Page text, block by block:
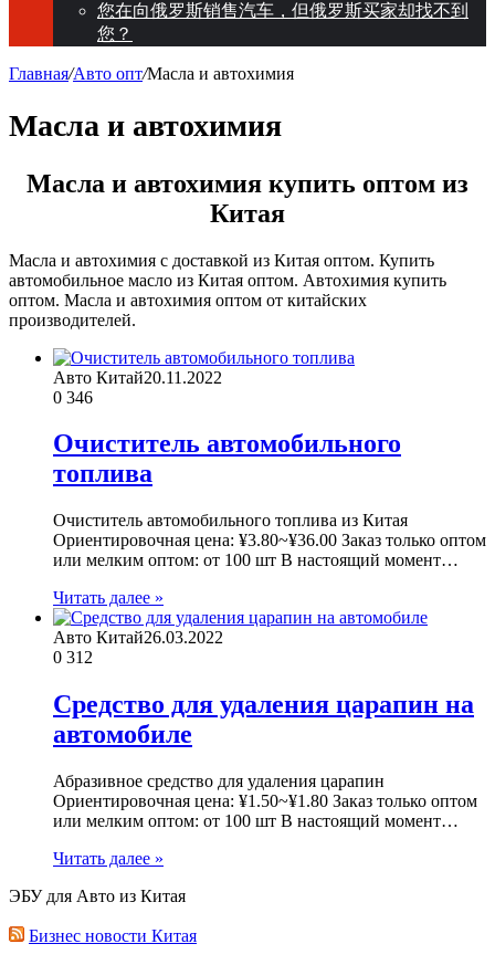
您在向俄罗斯销售汽车，但俄罗斯买家却找不到
您？
Главная/Авто опт/Масла и автохимия
Масла и автохимия
Масла и автохимия купить оптом из
Китая
Масла и автохимия с доставкой из Китая оптом. Купить
автомобильное масло из Китая оптом. Автохимия купить
оптом. Масла и автохимия оптом от китайских
производителей.
Авто Китай20.11.2022
0 346
Очиститель автомобильного
топлива
Очиститель автомобильного топлива из Китая
Ориентировочная цена: ¥3.80~¥36.00 Заказ только оптом
или мелким оптом: от 100 шт В настоящий момент…
Читать далее »
Авто Китай26.03.2022
0 312
Средство для удаления царапин на
автомобиле
Абразивное средство для удаления царапин
Ориентировочная цена: ¥1.50~¥1.80 Заказ только оптом
или мелким оптом: от 100 шт В настоящий момент…
Читать далее »
ЭБУ для Авто из Китая
Бизнес новости Китая